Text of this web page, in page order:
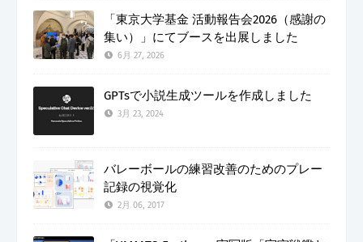
「東京大学基金 活動報告会2026（感謝の
集い）」にてブースを出展しました
6月 27, 2026
GPTsで小説生成ツールを作成しました
3月 23, 2024
バレーボールの練習改善のためのプレー
記録の視覚化
2月 06, 2017